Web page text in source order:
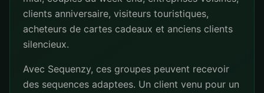
clients anniversaire, visiteurs touristiques,
acheteurs de cartes cadeaux et anciens clients
silencieux.
Avec Sequenzy, ces groupes peuvent recevoir
des sequences adaptees. Un client venu pour un